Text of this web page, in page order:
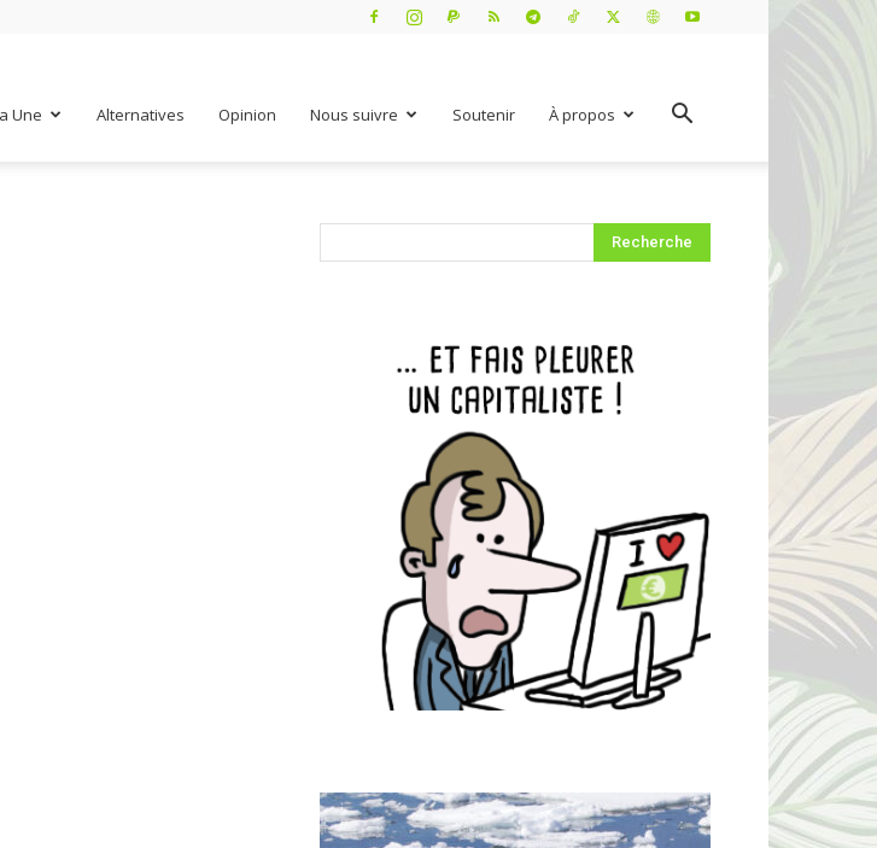
Une Alternatives Opinion Nous suivre Soutenir À propos